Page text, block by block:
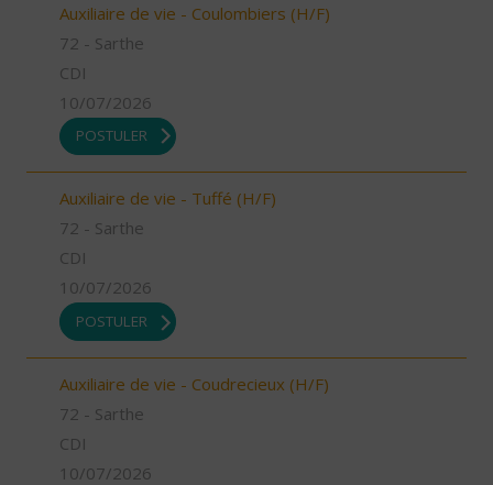
Auxiliaire de vie - Coulombiers (H/F)
72 - Sarthe
CDI
10/07/2026
POSTULER
Auxiliaire de vie - Tuffé (H/F)
72 - Sarthe
CDI
10/07/2026
POSTULER
Auxiliaire de vie - Coudrecieux (H/F)
72 - Sarthe
CDI
10/07/2026